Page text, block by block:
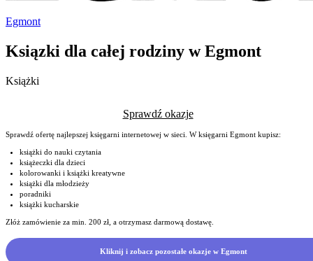
Egmont
Ksiązki dla całej rodziny w Egmont
Książki
Sprawdź okazje
Sprawdź ofertę najlepszej księgarni internetowej w sieci. W księgarni Egmont kupisz:
książki do nauki czytania
książeczki dla dzieci
kolorowanki i książki kreatywne
książki dla młodzieży
poradniki
książki kucharskie
Złóż zamówienie za min. 200 zł, a otrzymasz darmową dostawę.
Kliknij i zobacz pozostałe okazje w Egmont